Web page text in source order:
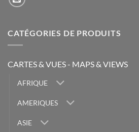
CATÉGORIES DE PRODUITS
CARTES & VUES - MAPS & VIEWS
AFRIQUE
AMERIQUES
ASIE